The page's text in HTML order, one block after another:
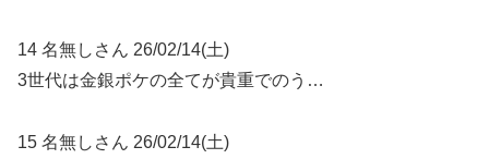
14 名無しさん 26/02/14(土)
3世代は金銀ポケの全てが貴重でのう…
15 名無しさん 26/02/14(土)